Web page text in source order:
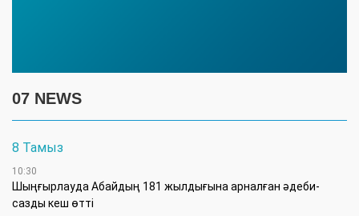
07 NEWS
8 Тамыз
10:30
Шыңғырлауда Абайдың 181 жылдығына арналған әдеби-
сазды кеш өтті